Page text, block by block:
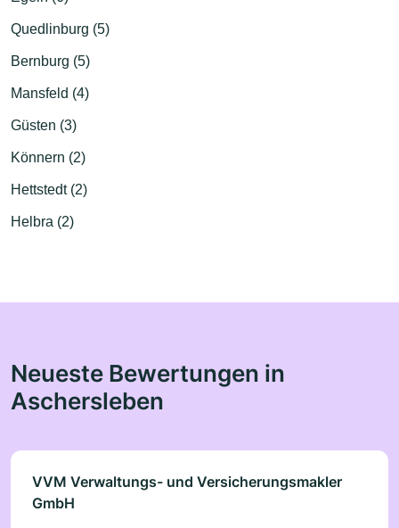
Quedlinburg (5)
Bernburg (5)
Mansfeld (4)
Güsten (3)
Könnern (2)
Hettstedt (2)
Helbra (2)
Neueste Bewertungen in
Aschersleben
VVM Verwaltungs- und Versicherungsmakler
GmbH